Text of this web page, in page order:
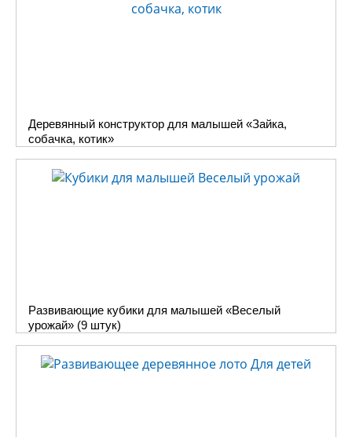
Деревянный конструктор для малышей «Зайка,
собачка, котик»
Развивающие кубики для малышей «Веселый
урожай» (9 штук)